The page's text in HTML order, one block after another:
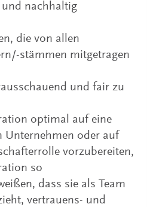
und nachhaltig
die von allen
stämmen mitgetragen
und fair zu
optimal auf eine
Unternehmen oder auf
vorzubereiten,
so
dass sie als Team
vertrauens- und